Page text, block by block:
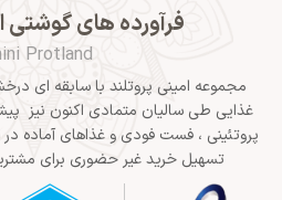
فرآورده های گوشتی
Protland
مجموعه امینی پروتلند با سابقه ای
غذایی طی سالیان متمادی اکنون نیز
پروتئینی ، فست فودی و غذاهای آماده
تسهیل خرید غیر حضوری برای